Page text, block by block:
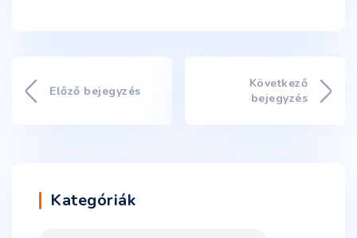
Előző bejegyzés
Következő
bejegyzés
Kategóriák